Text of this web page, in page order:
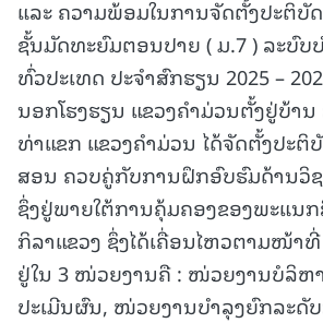
ແລະ ຄວາມພ້ອມໃນການຈັດຕັ້ງປະຕິບັ
ຊັ້ນມັດທະຍົມຕອນປາຍ ( ມ.7 ) ລະບົບ
ທົ່ວປະເທດ ປະຈໍາສົກຮຽນ 2025 –
ນອກໂຮງຮຽນ ແຂວງຄໍາມ່ວນຕັ້ງຢູ່ບ້ານ
ທ່າແຂກ ແຂວງຄໍາມ່ວນ ໄດ້ຈັດຕັ້ງປະຕິ
ສອນ ຄວບຄູ່ກັບການຝຶກອົບຮົມດ້ານວິ
ຊຶ່ງຢູ່ພາຍໃຕ້ການຄຸ້ມຄອງຂອງພະແນ
ກິລາແຂວງ ຊຶ່ງໄດ້ເຄື່ອນໄຫວຕາມໜ້າ
ຢູ່ໃນ 3 ໜ່ວຍງານຄື : ໜ່ວຍງານບໍລິຫ
ປະເມີນຜົນ, ໜ່ວຍງານບໍາລຸງຍົກລະດັ